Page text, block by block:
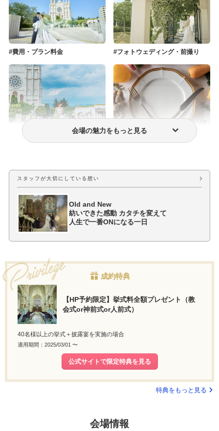
費用・プラン料金 フォトウェディング・前撮り
ウェディングドレス・衣装 おもてなし料理
会場の魅力をもっと見る
スタッフが大切にしている想い
Old and New
紡いできた感動 カタチを変えて
人生で一番ONになる一日
成約特典
【HP予約限定】挙式料全額プレゼント（教
会式or神前式or人前式）
40名様以上の挙式＋披露宴を実施の場合
適用期間：2025/03/01 〜
公式サイトで限定特典を見る
特典をもっと見る
会場情報